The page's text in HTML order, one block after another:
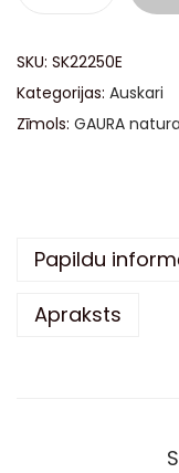
SKU: SK22250E
Kategorijas: Auskari
Zīmols: GAURA
Papildu
Apraksts